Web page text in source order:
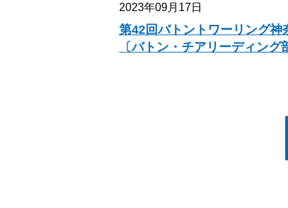
2023年09月17日
第42回バトントワーリング神
〔バトン・チアリーディング